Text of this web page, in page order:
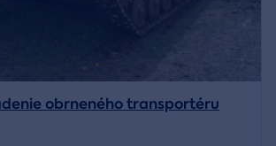
obrneného transportéru